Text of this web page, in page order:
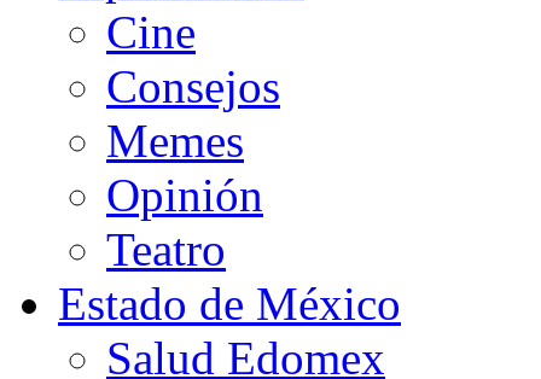
Cine
Consejos
Memes
Opinión
Teatro
Estado de México
Salud Edomex